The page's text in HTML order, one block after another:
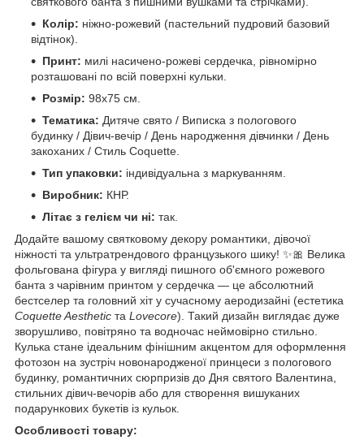
Колір: ніжно-рожевий (пастельний пудровий базовий
відтінок).
Принт: милі насичено-рожеві сердечка, рівномірно
розташовані по всій поверхні кульки.
Розмір: 98х75 см.
Тематика: Дитяче свято / Виписка з пологового
будинку / Дівич-вечір / День народження дівчинки / День
закоханих / Стиль Coquette.
Тип упаковки: індивідуальна з маркуванням.
Виробник: КНР.
Літає з гелієм чи ні: так.
Додайте вашому святковому декору романтики, дівочої
ніжності та ультратрендового французького шику! ✨🎀 Велика
фольгована фігура у вигляді пишного об'ємного рожевого
банта з чарівним принтом у сердечка — це абсолютний
бестселер та головний хіт у сучасному аеродизайні (естетика
Coquette Aesthetic та Lovecore). Такий дизайн виглядає дуже
зворушливо, повітряно та водночас неймовірно стильно.
Кулька стане ідеальним фінішним акцентом для оформлення
фотозон на зустріч новонародженої принцеси з пологового
будинку, романтичних сюрпризів до Дня святого Валентина,
стильних дівич-вечорів або для створення вишуканих
подарункових букетів із кульок.
Особливості товару: